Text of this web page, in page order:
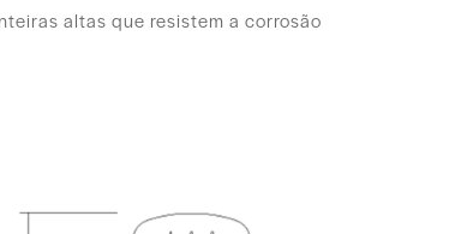
altas que resistem a corrosão